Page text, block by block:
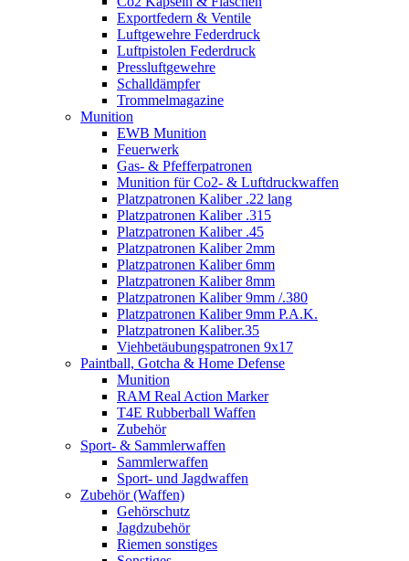
Exportfedern & Ventile
Luftgewehre Federdruck
Luftpistolen Federdruck
Pressluftgewehre
Schalldämpfer
Trommelmagazine
Munition
EWB Munition
Feuerwerk
Gas- & Pfefferpatronen
Munition für Co2- & Luftdruckwaffen
Platzpatronen Kaliber .22 lang
Platzpatronen Kaliber .315
Platzpatronen Kaliber .45
Platzpatronen Kaliber 2mm
Platzpatronen Kaliber 6mm
Platzpatronen Kaliber 8mm
Platzpatronen Kaliber 9mm /.380
Platzpatronen Kaliber 9mm P.A.K.
Platzpatronen Kaliber.35
Viehbetäubungspatronen 9x17
Paintball, Gotcha & Home Defense
Munition
RAM Real Action Marker
T4E Rubberball Waffen
Zubehör
Sport- & Sammlerwaffen
Sammlerwaffen
Sport- und Jagdwaffen
Zubehör (Waffen)
Gehörschutz
Jagdzubehör
Riemen sonstiges